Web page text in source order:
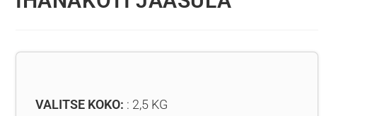
VALITSE KOKO: 2,5 KG